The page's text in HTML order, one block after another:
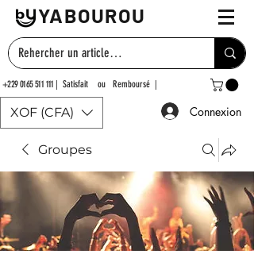
YABOUROU
+229 0165 511 111 | Satisfait ou Remboursé |
XOF (CFA) Connexion
Groupes